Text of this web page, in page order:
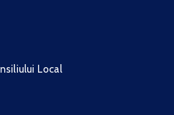
Local